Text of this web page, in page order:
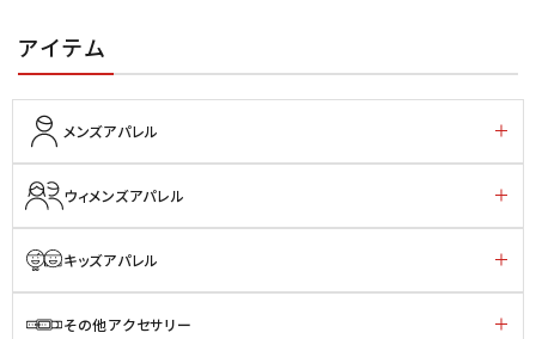
アイテム
メンズアパレル
ウィメンズアパレル
キッズアパレル
その他アクセサリー